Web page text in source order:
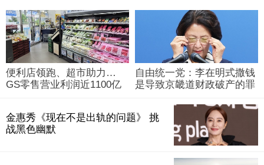
便利店领跑、超市助力…
GS零售营业利润近1100亿
自由统一党：李在明式撒钱
是导致京畿道财政破产的罪
金惠秀《现在不是出轨的问题》 挑
战黑色幽默